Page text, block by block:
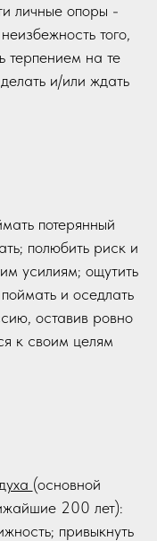
личные опоры -
того,
терпением на те
и/или ждать
потерянный
полюбить риск и
усилиям; ощутить
и оседлать
оставив ровно
к своим целям
(основной
200 лет):
привыкнуть